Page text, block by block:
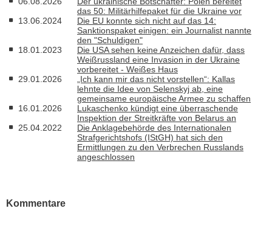
das 50: Militärhilfepaket für die Ukraine vor
13.06.2024
Die EU konnte sich nicht auf das 14:
Sanktionspaket einigen: ein Journalist nannte
den "Schuldigen"
18.01.2023
Die USA sehen keine Anzeichen dafür, dass
Weißrussland eine Invasion in der Ukraine
vorbereitet - Weißes Haus
29.01.2026
„Ich kann mir das nicht vorstellen“: Kallas
lehnte die Idee von Selenskyj ab, eine
gemeinsame europäische Armee zu schaffen
16.01.2026
Lukaschenko kündigt eine überraschende
Inspektion der Streitkräfte von Belarus an
25.04.2022
Die Anklagebehörde des Internationalen
Strafgerichtshofs (IStGH) hat sich den
Ermittlungen zu den Verbrechen Russlands
angeschlossen
Kommentare